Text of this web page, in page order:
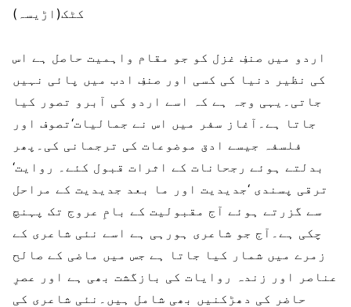
کٹک(اڑیسہ)
اردو میں صنفِ غزل کو جو مقام واہمیت حاصل ہے اس
کی نظیر دنیا کی کسی اور صنفِ ادب میں پائی نہیں
جاتی۔یہی وجہ ہے کہ اسے اردو کی آبرو تصور کیا
جاتا ہے۔آغاز سفر میں اس نے جمالیات‘تصوف اور
فلسفہ جیسے ادق موضوعات کی ترجمانی کی۔پھر
بدلتے ہوئے رجحانات کے اثرات قبول کئے۔ روایت‘
ترقی پسندی ‘جدیدیت اور ما بعد جدیدیت کے مراحل
سے گزرتے ہوئے آج مقبولیت کے بامِ عروج تک پہنچ
چکی ہے۔آج جو شاعری ہورہی ہے اسے نئی شاعری کے
زمرے میں شمار کیا جاتا ہے جس میں ماضی کے صالح
عناصر اور زندہ روایات کی بازگشت بھی ہے اور عصرِ
حاضر کی دھڑکنیں بھی شامل ہیں۔نئی شاعری کی